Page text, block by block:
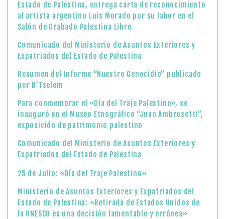
Estado de Palestina, entrega carta de reconocimiento
al artista argentino Luis Morado por su labor en el
Salón de Grabado Palestina Libre
Comunicado del Ministerio de Asuntos Exteriores y
Expatriados del Estado de Palestina
Resumen del Informe “Nuestro Genocidio” publicado
por B’Tselem
Para conmemorar el «Día del Traje Palestino», se
inauguró en el Museo Etnográfico “Juan Ambrosetti”,
exposición de patrimonio palestino
Comunicado del Ministerio de Asuntos Exteriores y
Expatriados del Estado de Palestina
25 de Julio: «Día del Traje Palestino»
Ministerio de Asuntos Exteriores y Expatriados del
Estado de Palestina: «Retirada de Estados Unidos de
la UNESCO es una decisión lamentable y errónea»